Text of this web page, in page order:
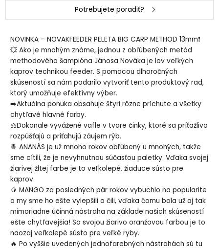
Potrebujete poradiť?
NOVINKA – NOVAKFEEDER PELETA BIG CARP METHOD 13mm❗️
💥 Ako je mnohým známe, jednou z obľúbených metód
methodového šampióna Jánosa Nováka je lov veľkých
kaprov technikou feeder. S pomocou dlhoročných
skúseností sa nám podarilo vytvoriť tento produktový rad,
ktorý umožňuje efektívny výber.
➡️Aktuálna ponuka obsahuje štyri rôzne príchute a všetky
chytľavé hlavné farby.
⚖️Dokonale vyvážené vafle v tvare činky, ktoré sa príťažlivo
rozpúšťajú a priťahujú záujem rýb.
🍍 ANANÁS je už mnoho rokov obľúbený u mnohých, takže
sme cítili, že je nevyhnutnou súčasťou paletky. Vďaka svojej
žiarivej žltej farbe je to veľkolepé, žiaduce sústo pre
kaprov.
🥭 MANGO za posledných pár rokov vybuchlo na popularite
a my sme ho ešte vylepšili o čili, vďaka čomu bola už aj tak
mimoriadne účinná nástraha na základe našich skúseností
ešte chytľavejšia! So svojou žiarivo oranžovou farbou je to
naozaj veľkolepé sústo pre veľké ryby.
🔥 Po vyššie uvedených jednofarebných nástrahách sú tu